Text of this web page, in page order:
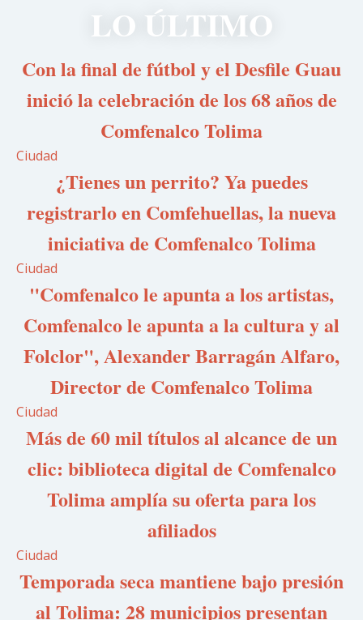
LO ÚLTIMO
Con la final de fútbol y el Desfile Guau
inició la celebración de los 68 años de
Comfenalco Tolima
Ciudad
¿Tienes un perrito? Ya puedes
registrarlo en Comfehuellas, la nueva
iniciativa de Comfenalco Tolima
Ciudad
"Comfenalco le apunta a los artistas,
Comfenalco le apunta a la cultura y al
Folclor", Alexander Barragán Alfaro,
Director de Comfenalco Tolima
Ciudad
Más de 60 mil títulos al alcance de un
clic: biblioteca digital de Comfenalco
Tolima amplía su oferta para los
afiliados
Ciudad
Temporada seca mantiene bajo presión
al Tolima: 28 municipios presentan